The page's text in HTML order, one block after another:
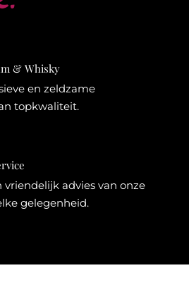
& Whisky
en zeldzame
topkwaliteit.
vriendelijk advies van onze
gelegenheid.